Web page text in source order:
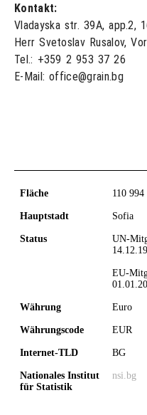
Kontakt:
Vladayska str. 39A, app.2,
Herr Svetoslav Rusalov,
Tel.: +359 2 953 37 26
E-Mail: office@grain.bg
Fläche
110
Hauptstadt
Sofia
Status
UN-
EU-
Währung
Euro
Währungscode
EUR
Internet-TLD
BG
Nationales Institut
für Statistik
nsi.bg